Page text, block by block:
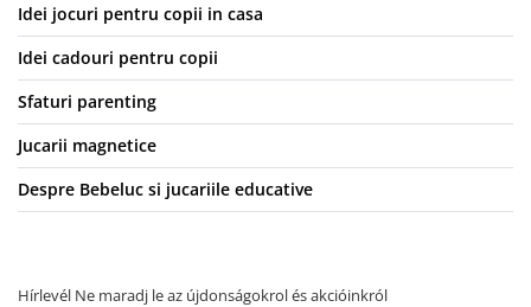
Idei jocuri pentru copii in casa
Idei cadouri pentru copii
Sfaturi parenting
Jucarii magnetice
Despre Bebeluc si jucariile educative
Hírlevél Ne maradj le az újdonságokrol és akcióinkról